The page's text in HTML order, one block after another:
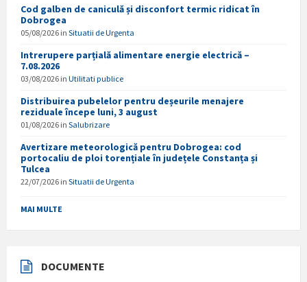
Cod galben de caniculă și disconfort termic ridicat în
Dobrogea
05/08/2026 in Situatii de Urgenta
Intrerupere parțială alimentare energie electrică –
7.08.2026
03/08/2026 in Utilitati publice
Distribuirea pubelelor pentru deșeurile menajere
reziduale începe luni, 3 august
01/08/2026 in Salubrizare
Avertizare meteorologică pentru Dobrogea: cod
portocaliu de ploi torențiale în județele Constanța și
Tulcea
22/07/2026 in Situatii de Urgenta
MAI MULTE
DOCUMENTE